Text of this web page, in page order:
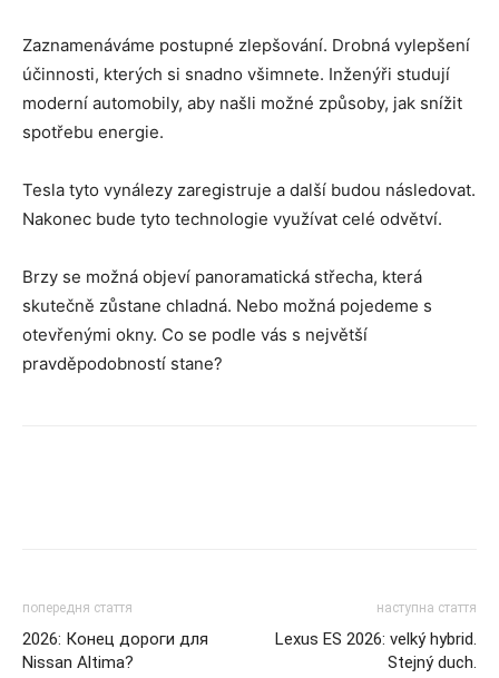
Zaznamenáváme postupné zlepšování. Drobná vylepšení
účinnosti, kterých si snadno všimnete. Inženýři studují
moderní automobily, aby našli možné způsoby, jak snížit
spotřebu energie.
Tesla tyto vynálezy zaregistruje a další budou následovat.
Nakonec bude tyto technologie využívat celé odvětví.
Brzy se možná objeví panoramatická střecha, která
skutečně zůstane chladná. Nebo možná pojedeme s
otevřenými okny. Co se podle vás s největší
pravděpodobností stane?
попередня стаття
2026: Конец дороги для
Nissan Altima?
наступна стаття
Lexus ES 2026: velký hybrid.
Stejný duch.